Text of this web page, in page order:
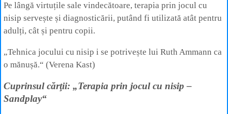
Pe lângă virtuțile sale vindecătoare, terapia prin jocul cu
nisip servește și diagnosticării, putând fi utilizată atât pentru
adulți, cât și pentru copii.
„Tehnica jocului cu nisip i se potrivește lui Ruth Ammann ca
o mănușă.“ (Verena Kast)
Cuprinsul cărţii: „Terapia prin jocul cu nisip –
Sandplay“